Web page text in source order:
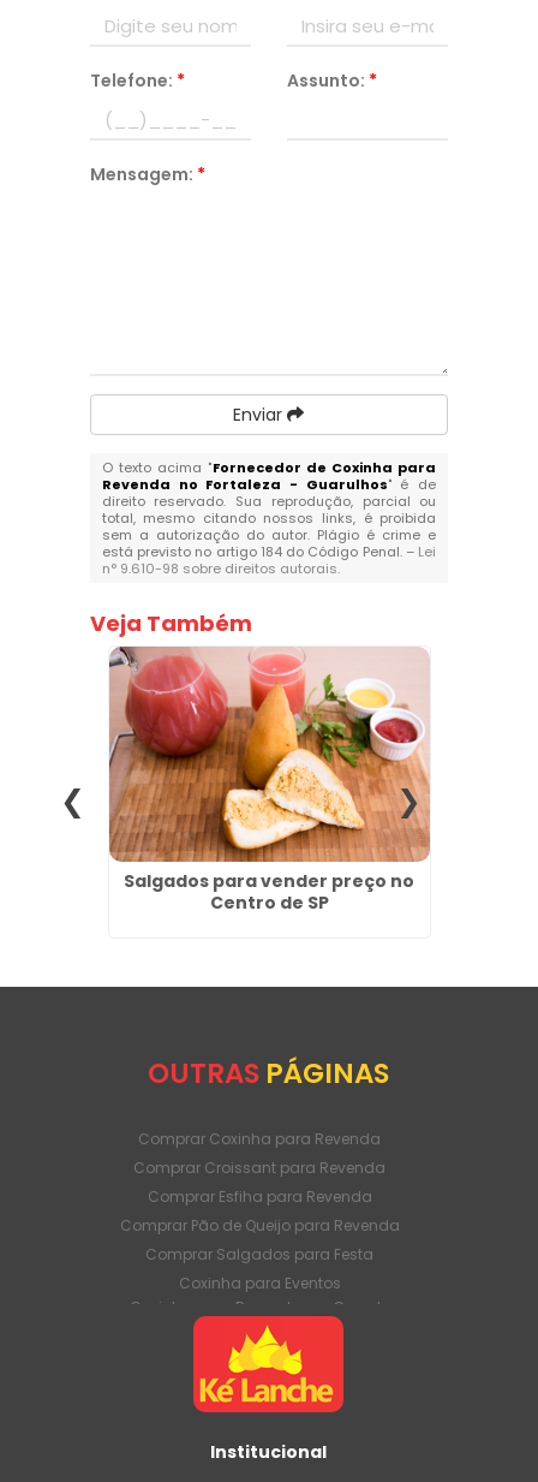
Telefone: * Assunto: *
Mensagem: *
Enviar
O texto acima "Fornecedor de Coxinha para
Revenda no Fortaleza - Guarulhos" é de
direito reservado. Sua reprodução, parcial ou
total, mesmo citando nossos links, é proibida
sem a autorização do autor. Plágio é crime e
está previsto no artigo 184 do Código Penal. – Lei
n° 9.610-98 sobre direitos autorais.
Veja Também
Salgados para vender preço no
Centro de SP
OUTRAS PÁGINAS
Comprar Coxinha para Revenda
Comprar Croissant para Revenda
Comprar Esfiha para Revenda
Comprar Pão de Queijo para Revenda
Comprar Salgados para Festa
Coxinha para Eventos
Coxinha para Revenda em Grande
Quantidade
Coxinha para Venda Direto da Fábrica
Coxinha para Venda em Atacado
Croissant para Revenda em Grande
Croissant para Venda Direto da Fábrica
Institucional